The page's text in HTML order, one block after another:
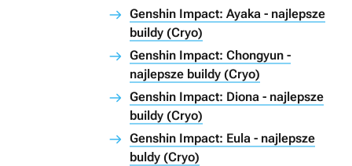
Genshin Impact: Ayaka - najlepsze
buildy (Cryo)
Genshin Impact: Chongyun -
najlepsze buildy (Cryo)
Genshin Impact: Diona - najlepsze
buildy (Cryo)
Genshin Impact: Eula - najlepsze
buldy (Cryo)